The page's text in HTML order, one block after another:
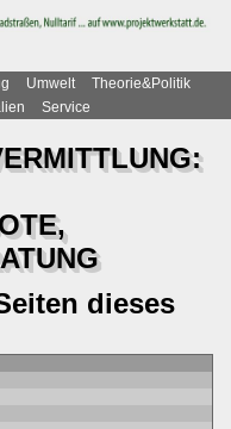
Umwelt
Theorie&Politik
Service
dieses